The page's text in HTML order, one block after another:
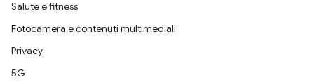
Salute e fitness
Fotocamera e contenuti multimediali
Privacy
5G